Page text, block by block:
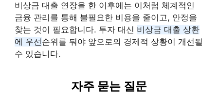
비상금 대출 연장을 한 이후에는 이처럼 체계적인
금융 관리를 통해 불필요한 비용을 줄이고, 안정을
찾는 것이 필요합니다. 투자 대신 비상금 대출 상환
에 우선순위를 둬야 앞으로의 경제적 상황이 개선될
수 있습니다.
자주 묻는 질문